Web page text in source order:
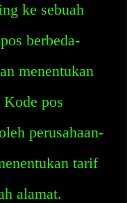
ke sebuah
berbeda-
menentukan
pos
perusahaan-
tarif
alamat.